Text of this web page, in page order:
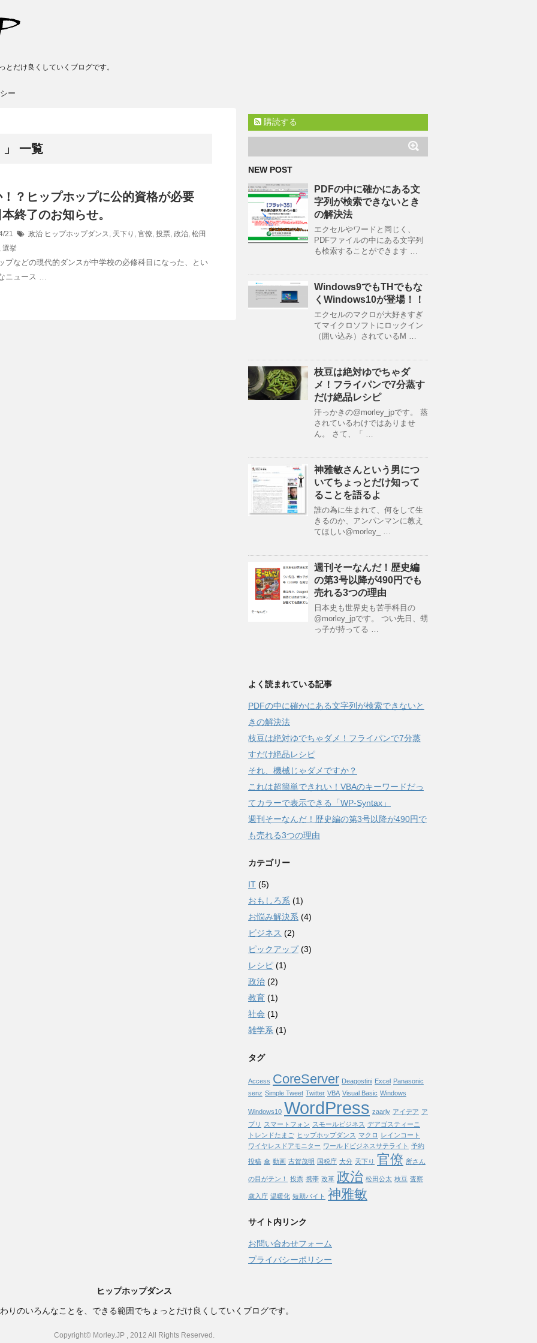
だけ良くしていくブログです。
ー
」 一覧
？ヒップホップに公的資格が必要
終了のお知らせ。
21 政治 ヒップホップダンス, 天下り , 官僚, 投票, 政治, 松田
選挙
プなどの現代的ダンスが中学校の必修科目になった、とい
ニュース …
購読する
NEW POST
PDFの中に確かにある文
字列が検索できないとき
の解決法
エクセルやワードと同じく、
PDFファイルの中にある文字列
も検索することができます …
Windows9でもTHでもな
くWindows10が登場！！
エクセルのマクロが大好きすぎ
てマイクロソフトにロックイン
（囲い込み）されているM …
枝豆は絶対ゆでちゃダ
メ！フライパンで7分蒸す
だけ絶品レシピ
汗っかきの@morley_jpです。 蒸
されているわけではありませ
ん。 さて、「 …
神雅敏さんという男につ
いてちょっとだけ知って
ることを語るよ
誰の為に生まれて、何をして生
きるのか、アンパンマンに教え
てほしい@morley_ …
週刊そーなんだ！歴史編
の第3号以降が490円でも
売れる3つの理由
日本史も世界史も苦手科目の
@morley_jpです。 つい先日、甥
っ子が持ってる …
よく読まれている記事
PDFの中に確かにある文字列が検索できないと
きの解決法
枝豆は絶対ゆでちゃダメ！フライパンで7分蒸
すだけ絶品レシピ
それ、機械じゃダメですか？
これは超簡単できれい！VBAのキーワードだっ
てカラーで表示できる「WP-Syntax」
週刊そーなんだ！歴史編の第3号以降が490円で
も売れる3つの理由
カテゴリー
IT (5)
おもしろ系 (1)
お悩み解決系 (4)
ビジネス (2)
ピックアップ(3)
レシピ (1)
政治 (2)
教育 (1)
社会 (1)
雑学系 (1)
タグ
Access CoreServer Deagostini Excel Panasonic
senz Simple Tweet Twitter VBA Visual Basic Windows
Windows10 WordPress zaarly アイデア ア
プリ
スマートフォン スモールビジネス デアゴスティーニ
トレンドたまご ヒップホップダンス マクロ レインコート
ワイヤレスドアモニター ワールドビジネスサテライト 予約
投稿 傘 動画 古賀茂明 国税庁 大分 天下り 官僚 所さん
の目がテン！ 投票 携帯 改革 政治 松田公太 枝豆 査察
歳入庁 温暖化 短期バイト 神雅敏
サイト内リンク
お問い合わせフォーム
プライバシーポリシー
ヒップホップダンス
りのいろんなことを、できる範囲でちょっとだけ良くしていくブログです。
Copyright© Morley.JP , 2012 All Rights Reserved.